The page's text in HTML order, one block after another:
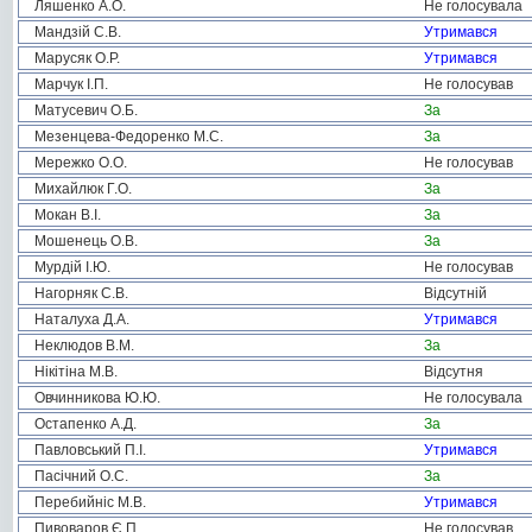
Ляшенко А.О.
Не голосувала
Мандзій С.В.
Утримався
Марусяк О.Р.
Утримався
Марчук І.П.
Не голосував
Матусевич О.Б.
За
Мезенцева-Федоренко М.С.
За
Мережко О.О.
Не голосував
Михайлюк Г.О.
За
Мокан В.І.
За
Мошенець О.В.
За
Мурдій І.Ю.
Не голосував
Нагорняк С.В.
Відсутній
Наталуха Д.А.
Утримався
Неклюдов В.М.
За
Нікітіна М.В.
Відсутня
Овчинникова Ю.Ю.
Не голосувала
Остапенко А.Д.
За
Павловський П.І.
Утримався
Пасічний О.С.
За
Перебийніс М.В.
Утримався
Пивоваров Є.П.
Не голосував